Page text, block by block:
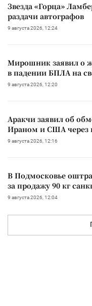
Звезда «Горца»
раздачи автографов
9 августа 2026, 12:24
Мирошник заявил о
в падении БПЛА на
9 августа 2026, 12:20
Аракчи заявил об
Ираном и США через
9 августа 2026, 12:16
В Подмосковье
за продажу 90 кг
9 августа 2026, 12:04